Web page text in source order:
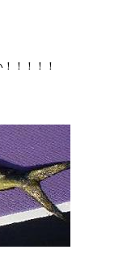
！！！！